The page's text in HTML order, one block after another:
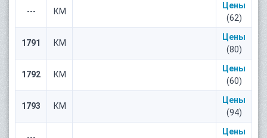
--- КМ
Цены
(62)
1791 КМ
Цены
(80)
1792 КМ
Цены
(60)
1793 КМ
Цены
(94)
Цены